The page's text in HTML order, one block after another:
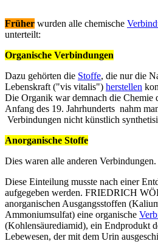
Früher wurden alle chemische
unterteilt:
Organische Verbindungen
Dazu gehörten die Stoffe, die nur die
Lebenskraft ("vis vitalis") herstellen
Die Organik war demnach die Chemie
Anfang des 19. Jahrhunderts nahm
Verbindungen nicht künstlich
Anorganische Stoffe
Dies waren alle anderen Verbindungen.
Diese Einteilung musste nach einer
aufgegeben werden. FRIEDRICH
anorganischen Ausgangsstoffen
Ammoniumsulfat) eine organische
(Kohlensäurediamid), ein Endprodukt
Lebewesen, der mit dem Urin